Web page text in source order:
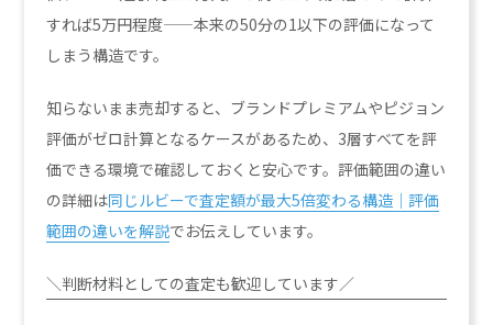
すれば5万円程度——本来の50分の1以下の評価になって
しまう構造です。
知らないまま売却すると、ブランドプレミアムやピジョン
評価がゼロ計算となるケースがあるため、3層すべてを評
価できる環境で確認しておくと安心です。評価範囲の違い
の詳細は同じルビーで査定額が最大5倍変わる構造｜評価
範囲の違いを解説でお伝えしています。
＼判断材料としての査定も歓迎しています／